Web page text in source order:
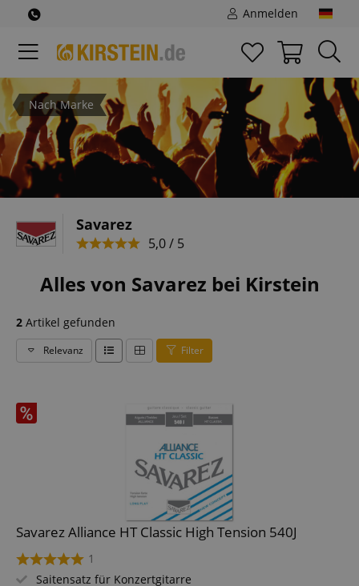
Anmelden
Nach Marke
Savarez
5,0 / 5
Alles von Savarez bei Kirstein
2 Artikel gefunden
Relevanz Filter
Savarez Alliance HT Classic High Tension 540J
1
Saitensatz für Konzertgitarre